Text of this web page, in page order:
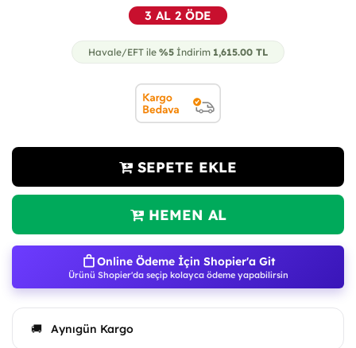
3 AL 2 ÖDE
Havale/EFT ile %5 İndirim 1,615.00 TL
SEPETE EKLE
HEMEN AL
Online Ödeme İçin Shopier'a Git
Ürünü Shopier'da seçip kolayca ödeme yapabilirsin
🚚 Aynıgün Kargo